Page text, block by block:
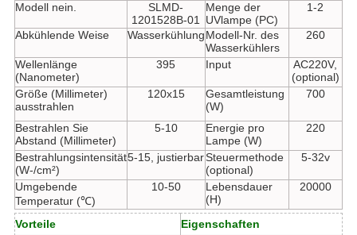
Modell nein.
SLMD-
1201528B-01
Menge der
UVlampe (PC)
1-2
Abkühlende Weise WasserkühlungModell-Nr. des
Wasserkühlers
260
Wellenlänge
(Nanometer)
395 Input
AC220V,
(optional)
Größe (Millimeter)
ausstrahlen
120x15
Gesamtleistung
(W)
700
Bestrahlen Sie
Abstand (Millimeter)
5-10
Energie pro
Lampe (W)
220
Bestrahlungsintensität
(W-/cm²)
5-15, justierbarSteuermethode
(optional)
5-32v
Umgebende
Temperatur (℃)
10-50
Lebensdauer
(H)
20000
Vorteile Eigenschaften